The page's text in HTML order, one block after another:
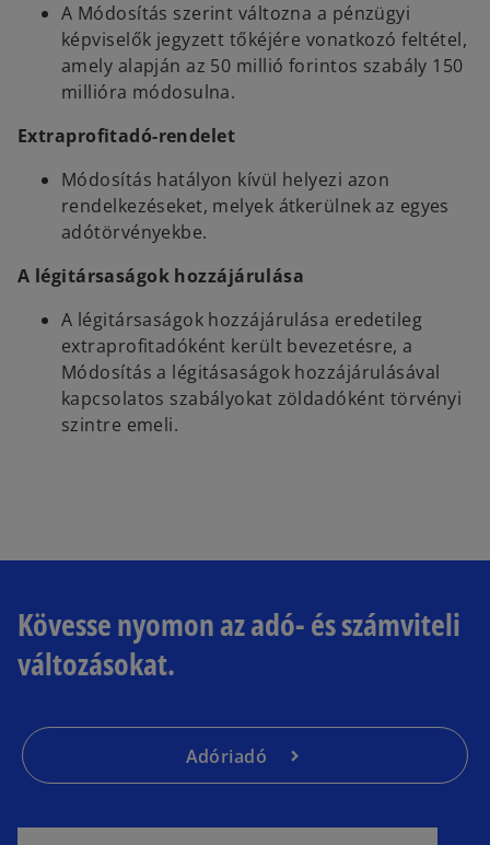
A Módosítás szerint változna a pénzügyi
képviselők jegyzett tőkéjére vonatkozó feltétel,
amely alapján az 50 millió forintos szabály 150
millióra módosulna.
Extraprofitadó-rendelet
Módosítás hatályon kívül helyezi azon
rendelkezéseket, melyek átkerülnek az egyes
adótörvényekbe.
A légitársaságok hozzájárulása
A légitársaságok hozzájárulása eredetileg
extraprofitadóként került bevezetésre, a
Módosítás a légitásaságok hozzájárulásával
kapcsolatos szabályokat zöldadóként törvényi
szintre emeli.
Kövesse nyomon az adó- és számviteli
változásokat.
Adóriadó
p